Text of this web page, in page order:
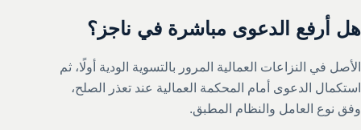
هل أرفع الدعوى مباشرة في ناجز؟
الأصل في النزاعات العمالية المرور بالتسوية الودية أولًا، ثم
استكمال الدعوى أمام المحكمة العمالية عند تعذر الصلح،
وفق نوع العامل والنظام المطبق.